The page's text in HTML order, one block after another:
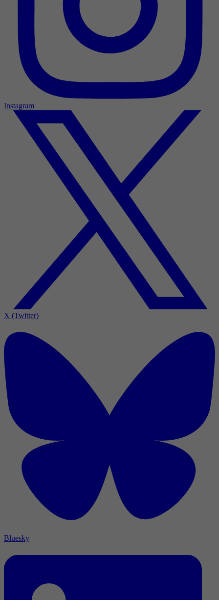
Instagram
X (Twitter)
Bluesky